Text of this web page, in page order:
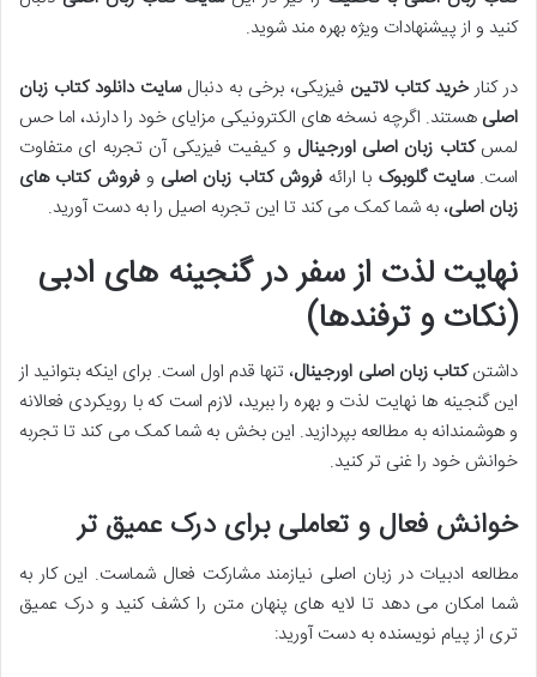
کنید و از پیشنهادات ویژه بهره مند شوید.
در کنارخرید کتاب لاتین فیزیکی، برخی به دنبالسایت دانلود کتاب زبان
اصلی هستند. اگرچه نسخه های الکترونیکی مزایای خود را دارند، اما حس
لمسکتاب زبان اصلی اورجینال و کیفیت فیزیکی آن تجربه ای متفاوت
است.سایت گلوبوک با ارائهفروش کتاب زبان اصلی وفروش کتاب های
زبان اصلی، به شما کمک می کند تا این تجربه اصیل را به دست آورید.
نهایت لذت از سفر در گنجینه های ادبی
(نکات و ترفندها)
داشتنکتاب زبان اصلی اورجینال، تنها قدم اول است. برای اینکه بتوانید از
این گنجینه ها نهایت لذت و بهره را ببرید، لازم است که با رویکردی فعالانه
و هوشمندانه به مطالعه بپردازید. این بخش به شما کمک می کند تا تجربه
خوانش خود را غنی تر کنید.
خوانش فعال و تعاملی برای درک عمیق تر
مطالعه ادبیات در زبان اصلی نیازمند مشارکت فعال شماست. این کار به
شما امکان می دهد تا لایه های پنهان متن را کشف کنید و درک عمیق
تری از پیام نویسنده به دست آورید: